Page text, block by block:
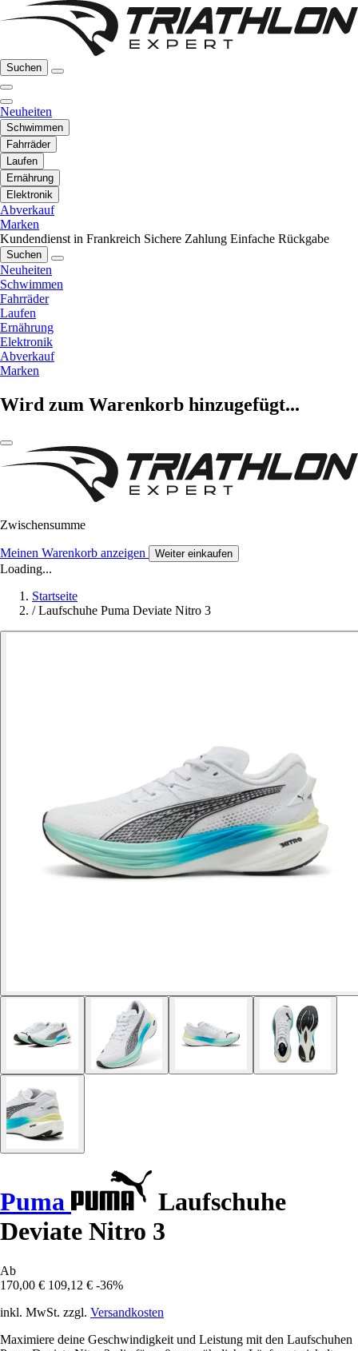
Suchen
Neuheiten
Schwimmen
Fahrräder
Laufen
Ernährung
Elektronik
Abverkauf
Marken
Kundendienst in Frankreich Sichere Zahlung Einfache Rückgabe
Suchen
Neuheiten
Schwimmen
Fahrräder
Laufen
Ernährung
Elektronik
Abverkauf
Marken
Wird zum Warenkorb hinzugefügt...
Zwischensumme
Meinen Warenkorb anzeigen Weiter einkaufen
Loading...
Startseite
/ Laufschuhe Puma Deviate Nitro 3
Puma
Laufschuhe
Deviate Nitro 3
Ab
170,00 € 109,12 € -36%
inkl. MwSt. zzgl. Versandkosten
Maximiere deine Geschwindigkeit und Leistung mit den Laufschuhen